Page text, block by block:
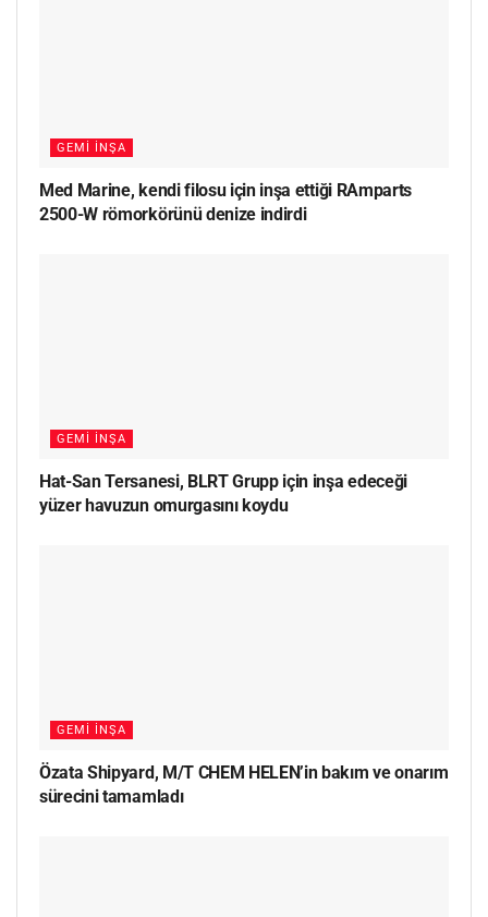
GEMI İNŞA
Med Marine, kendi filosu için inşa ettiği RAmparts
2500-W römorkörünü denize indirdi
GEMI İNŞA
Hat-San Tersanesi, BLRT Grupp için inşa edeceği
yüzer havuzun omurgasını koydu
GEMI İNŞA
Özata Shipyard, M/T CHEM HELEN’in bakım ve onarım
sürecini tamamladı